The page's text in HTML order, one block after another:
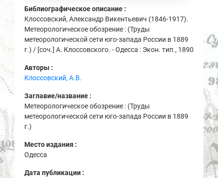
Библиографическое описание :
Клоссовский, Александр Викентьевич (1846-1917).
Метеорологическое обозрение : (Труды
метеорологической сети юго-запада России в 1889
г.) / [соч.] А. Клоссовского. - Одесса : Экон. тип., 1890
Авторы :
Клоссовский, А.В.
Заглавие/название :
Метеорологическое обозрение : (Труды
метеорологической сети юго-запада России в 1889
г.)
Место издания :
Одесса
Дата публикации :